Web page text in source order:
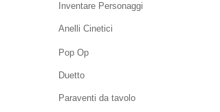
Inventare Personaggi
Anelli Cinetici
Pop Op
Duetto
Paraventi da tavolo